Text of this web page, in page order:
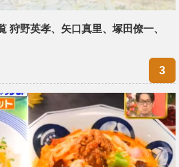
狩野英孝、矢口真里、塚田僚一、